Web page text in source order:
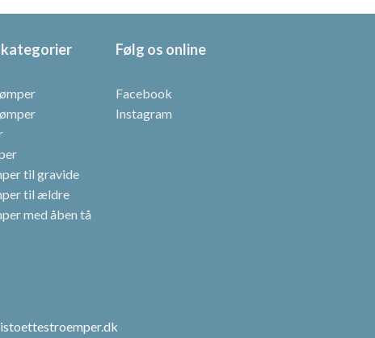
til gravide
til ældre
med åben tå
Følg os online
Facebook
Instagram